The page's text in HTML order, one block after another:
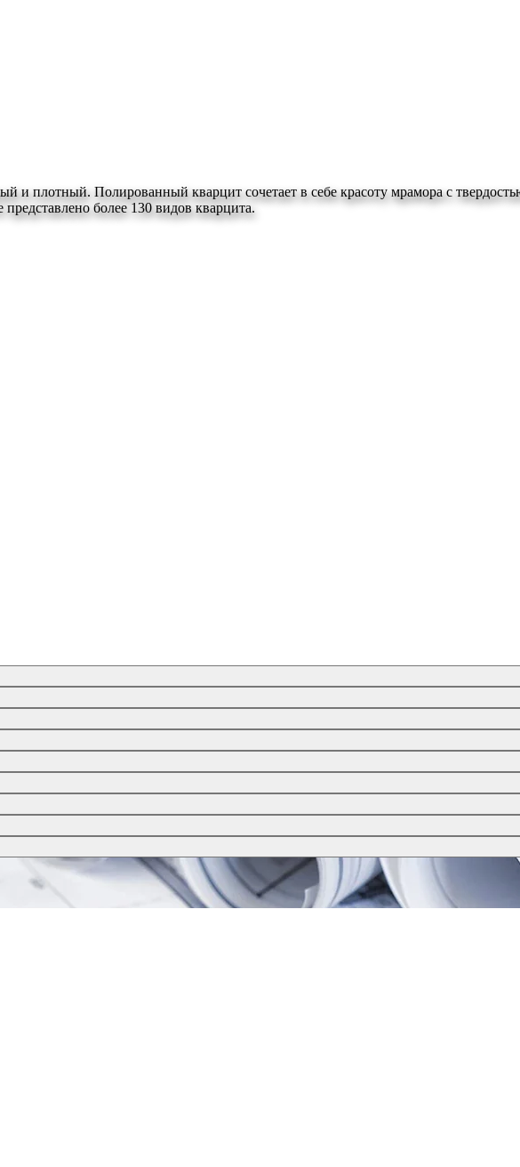
и плотный. Полированный кварцит сочетает в себе красоту мрамора с
более 130 видов кварцита.